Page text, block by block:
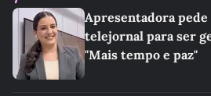
Apresentadora pede
telejornal para ser
"Mais tempo e paz"